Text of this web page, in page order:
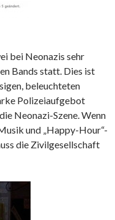
bei Neonazis sehr
Bands statt. Dies ist
beleuchteten
Polizeiaufgebot
Neonazi-Szene. Wenn
und „Happy-Hour“-
die Zivilgesellschaft